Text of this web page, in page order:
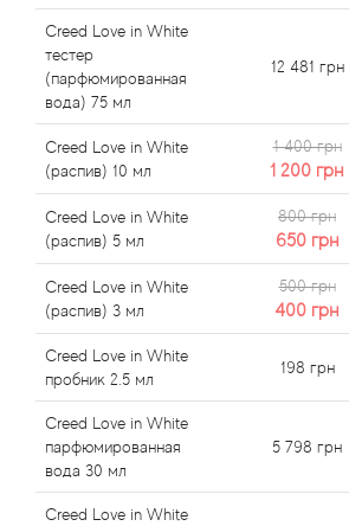
Creed Love in White
тестер
(парфюмированная
вода) 75 мл
12 481 грн
Creed Love in White
(распив) 10 мл
1 400 грн
1 200 грн
Creed Love in White
(распив) 5 мл
800 грн
650 грн
Creed Love in White
(распив) 3 мл
500 грн
400 грн
Creed Love in White
пробник 2.5 мл
198 грн
Creed Love in White
парфюмированная
вода 30 мл
5 798 грн
Creed Love in White
Alexandre Barthet
Alexandre J
Alfred Dunhill
Alyson Oldoini
Alyssa Ashley
American Crew
Amouage
Amouroud